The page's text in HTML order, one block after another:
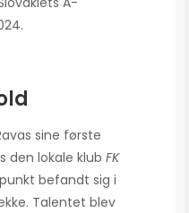
sine første
den lokale klub FK
befandt sig i
Talentet blev